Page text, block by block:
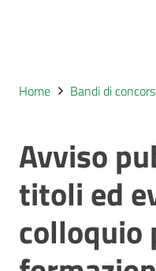
Home Bandi di
Avviso
titoli ed
colloquio